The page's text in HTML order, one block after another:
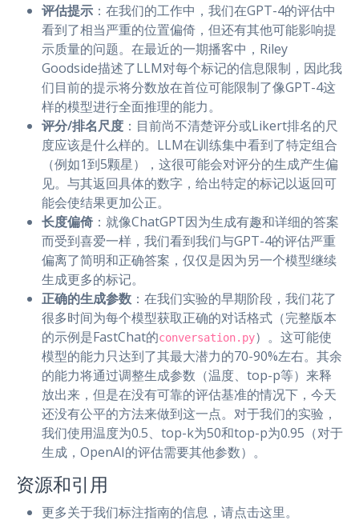
评估提示 ：在我们的工作中，我们在GPT-4的评估中
看到了相当严重的位置偏倚，但还有其他可能影响提
示质量的问题。在最近的一期播客中，Riley
Goodside描述了LLM对每个标记的信息限制，因此我
们目前的提示将分数放在首位可能限制了像GPT-4这
样的模型进行全面推理的能力。
评分/排名尺度 ：目前尚不清楚评分或Likert排名的尺
度应该是什么样的。LLM在训练集中看到了特定组合
（例如1到5颗星），这很可能会对评分的生成产生偏
见。与其返回具体的数字，给出特定的标记以返回可
能会使结果更加公正。
长度偏倚 ：就像ChatGPT因为生成有趣和详细的答案
而受到喜爱一样，我们看到我们与GPT-4的评估严重
偏离了简明和正确答案，仅仅是因为另一个模型继续
生成更多的标记。
正确的生成参数 ：在我们实验的早期阶段，我们花了
很多时间为每个模型获取正确的对话格式（完整版本
的示例是FastChat的conversation.py）。这可能使
模型的能力只达到了其最大潜力的70-90%左右。其余
的能力将通过调整生成参数（温度、top-p等）来释
放出来，但是在没有可靠的评估基准的情况下，今天
还没有公平的方法来做到这一点。对于我们的实验，
我们使用温度为0.5、top-k为50和top-p为0.95（对于
生成，OpenAI的评估需要其他参数）。
资源和引用
更多关于我们标注指南的信息，请点击这里。